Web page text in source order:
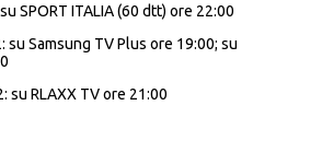
SPORT ITALIA (60 dtt) ore 22:00
Samsung TV Plus ore 19:00; su
su RLAXX TV ore 21:00